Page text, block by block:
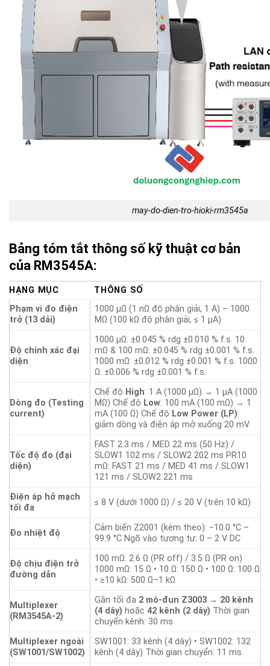
may-do-dien-tro-hioki-rm3545a
Bảng tóm tắt thông số kỹ thuật cơ bản
của RM3545A:
HẠNG MỤC
THÔNG SỐ
Phạm vi đo điện
trở (13 dải)
1000 µΩ (1 nΩ độ phân giải, 1 A) – 1000
MΩ (100 kΩ độ phân giải, ≤ 1 µA)
Độ chính xác đại
diện
1000 µΩ: ±0.045 % rdg ±0.010 % f.s. 10
mΩ & 100 mΩ: ±0.045 % rdg ±0.001 % f.s.
1000 mΩ: ±0.012 % rdg ±0.001 % f.s. 1000
Ω: ±0.006 % rdg ±0.001 % f.s.
Dòng đo (Testing
current)
Chế độ High: 1 A (1000 µΩ) → 1 µA (1000
MΩ) Chế độ Low: 100 mA (100 mΩ) → 1
mA (100 Ω) Chế độ Low Power (LP):
giảm dòng và điện áp mở xuống 20 mV
Tốc độ đo (đại
diện)
FAST 2.3 ms / MED 22 ms (50 Hz) /
SLOW1 102 ms / SLOW2 202 ms PR10
mΩ: FAST 21 ms / MED 41 ms / SLOW1
121 ms / SLOW2 221 ms
Điện áp hở mạch
tối đa
≤ 8 V (dưới 1000 Ω) / ≤ 20 V (trên 10 kΩ)
Đo nhiệt độ
Cảm biến Z2001 (kèm theo): −10.0 °C –
99.9 °C Ngõ vào tương tự: 0 – 2 V DC
Độ chịu điện trở
đường dẫn
100 mΩ: 2.6 Ω (PR off) / 3.5 Ω (PR on)
1000 mΩ: 15 Ω • 10 Ω: 150 Ω • 100 Ω: 100 Ω
• ≥10 kΩ: 500 Ω–1 kΩ
Multiplexer
(RM3545A-2)
Gắn tối đa 2 mô-đun Z3003 → 20 kênh
(4 dây) hoặc42 kênh (2 dây) Thời gian
chuyển kênh: 30 ms
Multiplexer ngoài
(SW1001/SW1002)
SW1001: 33 kênh (4 dây) • SW1002: 132
kênh (4 dây) Thời gian chuyển: 11 ms